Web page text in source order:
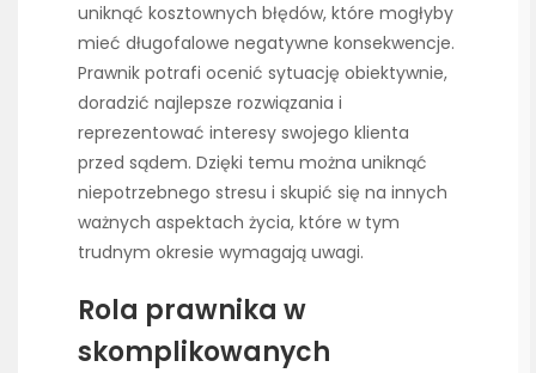
uniknąć kosztownych błędów, które mogłyby
mieć długofalowe negatywne konsekwencje.
Prawnik potrafi ocenić sytuację obiektywnie,
doradzić najlepsze rozwiązania i
reprezentować interesy swojego klienta
przed sądem. Dzięki temu można uniknąć
niepotrzebnego stresu i skupić się na innych
ważnych aspektach życia, które w tym
trudnym okresie wymagają uwagi.
Rola prawnika w
skomplikowanych